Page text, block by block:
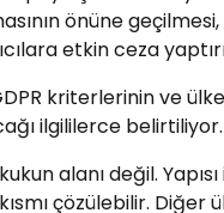
önüne
etkin ceza
kriterlerinin ve
ilgililerce belirtiliyor.
alanı değil.
çözülebilir. Diğer